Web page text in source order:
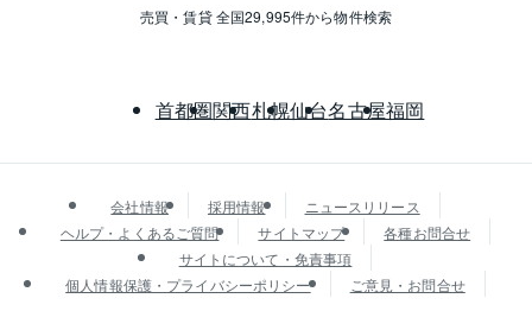
売買・賃貸 全国29,995件から物件検索
首都圏関西札幌仙台名古屋福岡
会社情報 採用情報
ニュースリリース
ヘルプ・よくあるご質問
サイトマップ
各種お問合せ
サイトについて・免責事項
個人情報保護・プライバシーポリシー
ご意見・お問合せ